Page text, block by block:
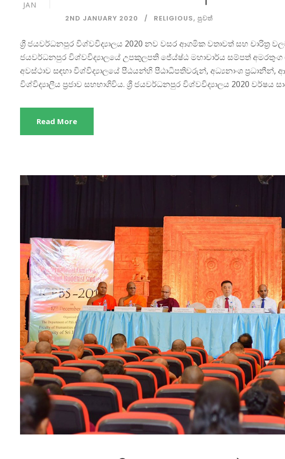
JAN
2ND JANUARY 2020 RELIGIOUS, පුවත්
ශ්‍රී ජයවර්ධනපුර විශ්වවිද්‍යාලය 2020 නව වසර ආගමික වතාවත් සහ චාරිත්‍ර
ජයවර්ධනපුර විශ්වවිද්‍යාලයේ උපකුලපති ජේය්ෂ්ඨ මහාචාර්ය සම්පත් අමරතුංග
අවස්ථාව සඳහා විශ්විද්‍යාලයේ පීඨයන්හි පීඨාධිපතිවරුන්, අධ්‍යනාංශ
විශ්විද්‍යාලීය ප්‍රජාව සහභාගිවිය. ශ්‍රී ජයවර්ධනපුර විශ්වවිද්‍යාලය 2020 වර්ෂය
Read More